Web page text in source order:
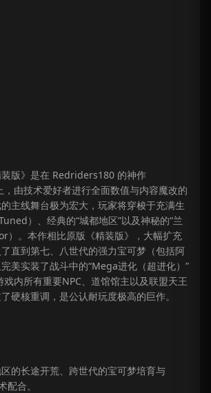
装版》是在 Redriders180 的神作
，由技术爱好者进行全面数值与内容魔改的
主线舞台极为宏大，玩家将穿梭于充满生
）、经典的“城都地区”以及神秘的“兰
）。本作相比原版《精装版》，大幅扩充
直到第七、八世代的强力宝可梦（包括阿
美实装了战斗中的“Mega进化（超进化）”
戏内所有重要NPC、道馆馆主以及联盟天王
硬核重调，是公认耐玩度极高的巨作。
的长途开荒、跨世代的宝可梦培育与
合。